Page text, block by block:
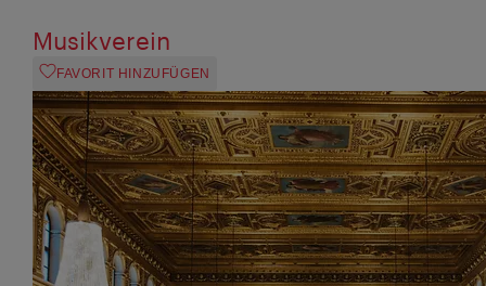
Musikverein
FAVORIT HINZUFÜGEN